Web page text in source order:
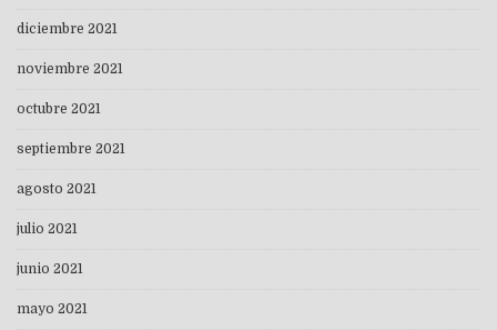
diciembre 2021
noviembre 2021
octubre 2021
septiembre 2021
agosto 2021
julio 2021
junio 2021
mayo 2021